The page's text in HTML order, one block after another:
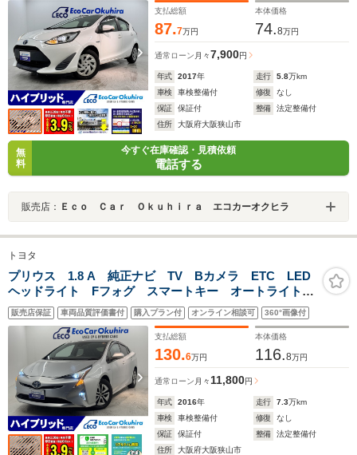
支払総額
87.7万円
本体価格
74.8万円
通常ローン 月々7,900円
年式 2017年 走行 5.8万km
車検
車検整備付 修復
なし
保証
保証付 整備
法定整備付
住所
大阪府大阪狭山市
無
料
今すぐ在庫確認・見積依頼
電話する
販売店： Ｅｃｏ Ｃａｒ Ｏｋｕｈｉｒａ エコカーオクヒラ
トヨタ
プリウス 1.8 A 純正ナビ TV Bカメラ ETC LED
ヘッドライト Fフォグ スマートキー オートライト
トヨタセーフティーセンス
販売店保証 車両品質評価書付 購入プラン付 オンライン相談可 360°画像付
支払総額
130.6万円
本体価格
116.8万円
通常ローン 月々 11,800円
年式 2016年 走行 7.3万km
車検
車検整備付 修復
なし
保証
保証付 整備
法定整備付
住所
大阪府大阪狭山市